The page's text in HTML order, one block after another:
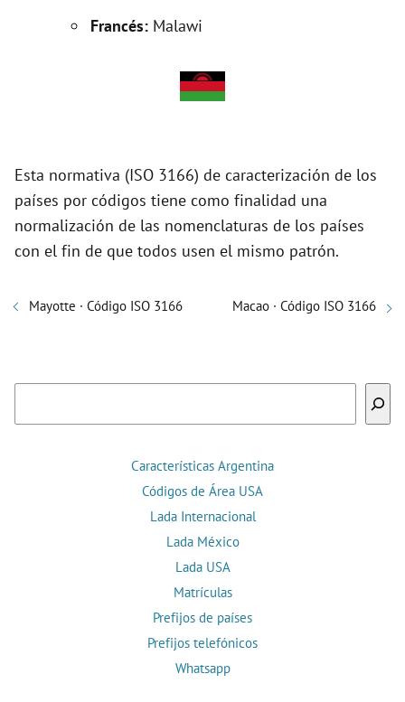
Francés: Malawi
Esta normativa (ISO 3166) de caracterización de los
países por códigos tiene como finalidad una
normalización de las nomenclaturas de los países
con el fin de que todos usen el mismo patrón.
Mayotte · Código ISO 3166 Macao · Código ISO 3166
Características Argentina
Códigos de Área USA
Lada Internacional
Lada México
Lada USA
Matrículas
Prefijos de países
Prefijos telefónicos
Whatsapp